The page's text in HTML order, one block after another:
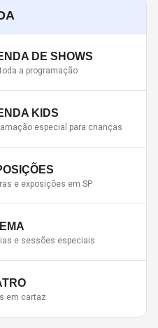
DE SHOWS
a programação
KIDS
especial para crianças
e exposições em SP
e sessões especiais
em cartaz